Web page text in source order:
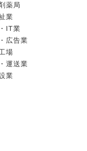
薬局
業
IT業
広告業
場
運送業
業